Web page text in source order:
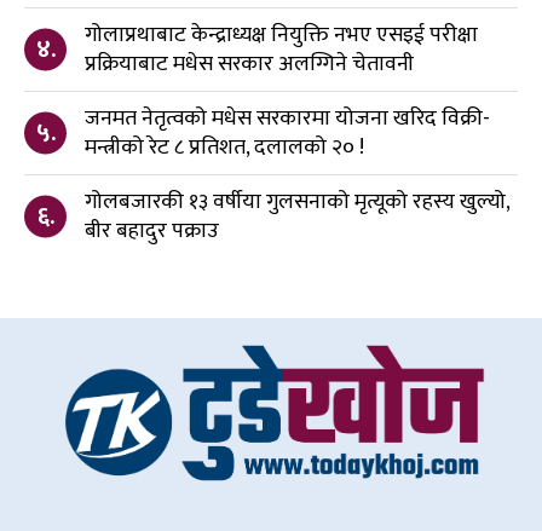
४.
गोलाप्रथाबाट केन्द्राध्यक्ष नियुक्ति नभए एसइई परीक्षा
प्रक्रियाबाट मधेस सरकार अलग्गिने चेतावनी
५.
जनमत नेतृत्वको मधेस सरकारमा योजना खरिद विक्री-
मन्त्रीको रेट ८ प्रतिशत, दलालको २० !
६.
गोलबजारकी १३ वर्षीया गुलसनाको मृत्यूको रहस्य खुल्यो,
बीर बहादुर पक्राउ